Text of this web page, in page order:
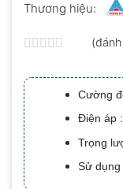
Thương hiệu:
xếp
hạng
0.0
5
sao
Cường
Điện áp
Trọng
Sử